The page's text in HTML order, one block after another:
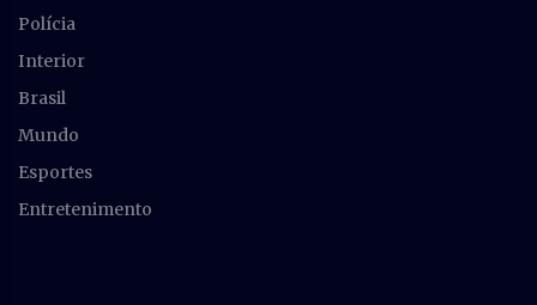
Polícia
Interior
Brasil
Mundo
Esportes
Entretenimento